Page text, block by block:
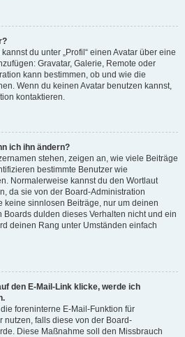
du unter „Profil“ einen Avatar über eine
Gravatar, Galerie, Remote oder
kann bestimmen, ob und wie die
Wenn du keinen Avatar benutzen kannst,
kontaktieren.
ich ihn ändern?
stehen, zeigen an, wie viele Beiträge
bestimmte Benutzer wie
Normalerweise kannst du den Wortlaut
da sie von der Board-Administration
keine sinnlosen Beiträge, nur um deinen
dulden dieses Verhalten nicht und ein
deinen Rang unter Umständen einfach
den E-Mail-Link klicke, werde ich
foreninterne E-Mail-Funktion für
nutzen, falls diese von der Board-
Diese Maßnahme soll den Missbrauch